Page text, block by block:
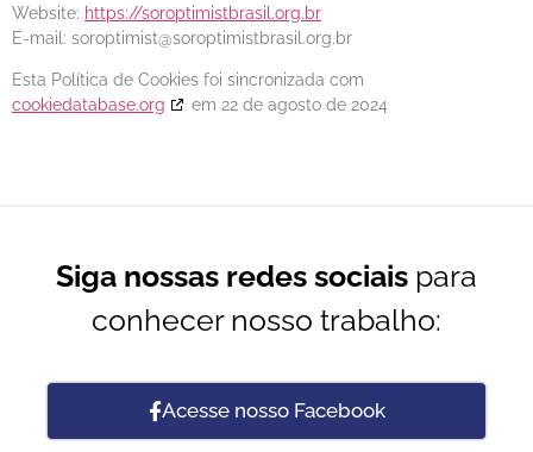
Website: https://soroptimistbrasil.org.br
E-mail: soroptimist@soroptimistbrasil.org.br
Esta Política de Cookies foi sincronizada com
cookiedatabase.org
em 22 de agosto de 2024
Siga nossas redes sociais para
conhecer nosso trabalho:
Acesse nosso Facebook